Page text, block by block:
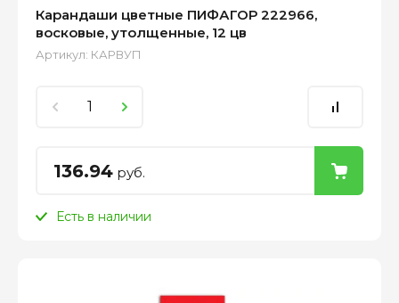
Карандаши цветные ПИФАГОР 222966,
восковые, утолщенные, 12 цв
Артикул: КАРВУП
136.94 руб.
Есть в наличии